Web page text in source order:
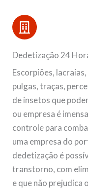
Dedetização 24
Escorpiões,
pulgas, traças,
de insetos que
ou empresa é
controle para
uma empresa do
dedetização é
transtorno, com
e que não prejudica